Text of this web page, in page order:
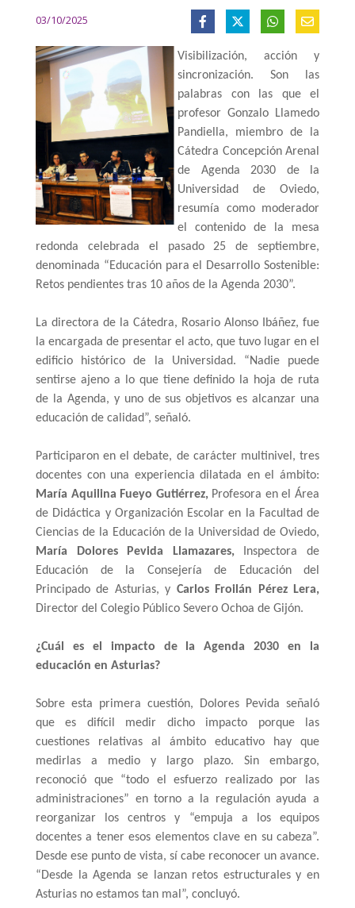
03/10/2025
Visibilización, acción y
sincronización. Son las
palabras con las que el
profesor Gonzalo Llamedo
Pandiella, miembro de la
Cátedra Concepción Arenal
de Agenda 2030
de la
Universidad de Oviedo,
resumía como moderador
el contenido de la mesa
redonda celebrada el pasado 25 de septiembre,
denominada “Educación para el Desarrollo Sostenible:
Retos pendientes tras 10 años de la Agenda 2030”.
La directora de la Cátedra, Rosario Alonso Ibáñez, fue
la encargada de presentar el acto, que tuvo lugar en el
edificio histórico de la Universidad. “Nadie puede
sentirse ajeno a lo que tiene definido la hoja de ruta
de la Agenda, y uno de sus objetivos es alcanzar una
educación de calidad”, señaló.
Participaron en el debate, de carácter multinivel, tres
María Aquilina Fueyo Gutiérrez, Profesora en el Área
de Didáctica y Organización Escolar en la Facultad de
María Dolores Pevida Llamazares, Inspectora de
Educación de la Consejería de Educación del
Principado de Asturias, y Carlos Froilán Pérez Lera,
Director del Colegio Público Severo Ochoa de Gijón.
¿Cuál es el impacto de la Agenda 2030 en la
educación en Asturias?
Sobre esta primera cuestión, Dolores Pevida señaló
que es difícil medir dicho impacto porque las
cuestiones relativas al ámbito educativo hay que
medirlas a medio y largo plazo. Sin embargo,
reconoció que “todo el esfuerzo realizado por las
administraciones” en torno a la regulación ayuda a
reorganizar los centros y “empuja a los equipos
docentes a tener esos elementos clave en su cabeza”.
Desde ese punto de vista, sí cabe reconocer un avance.
“Desde la Agenda se lanzan retos estructurales y en
Asturias no estamos tan mal”, concluyó.